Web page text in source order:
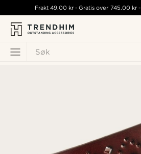
Søk
Frakt49.00 kr - Gratis over 745.00 kr-